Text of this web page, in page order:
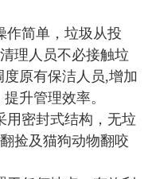
作简单，垃圾从投
理人员不必接触垃
原有保洁人员,增加
升管理效率。
用密封式结构，无垃
捡及猫狗动物翻咬